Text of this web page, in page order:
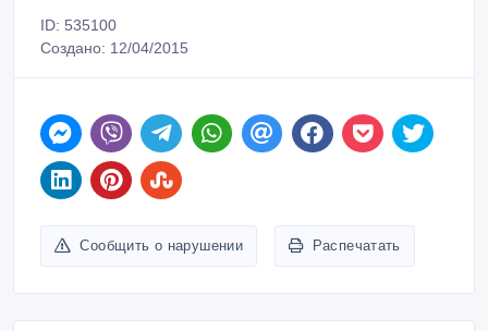
ID: 535100
Создано: 12/04/2015
Сообщить о нарушении Распечатать